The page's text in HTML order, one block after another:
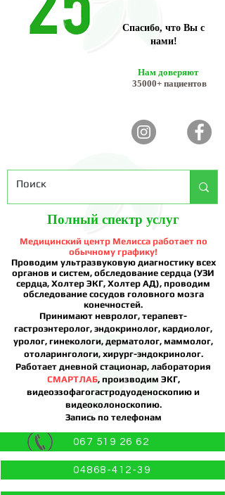
Нам доверяют
35000+ пациентов
Полный спектр услуг
Спасибо, что Вы с
нами!
Медицинский центр Мелисса работает по
обычному графику!
Проводим ультразвуковую диагностику всех
органов и систем, обследование сердца (УЗИ
сердца, Холтер ЭКГ, Холтер АД), проводим
обследование сосудов головного мозга
конечностей.
Принимают невролог, терапевт-
гастроэнтеролог, эндокринолог, кардиолог,
уролог, гинекологи, дерматолог, маммолог,
отоларингологи, хирург-эндокринолог.
Работает дневной стационар, лаборатория
СМАРТЛАБ, производим ЭКГ,
видеоэзофагогастродуоденоскопию и
видеоколоноскопию.
Запись по телефонам
067 519 26 62
04868-412-39